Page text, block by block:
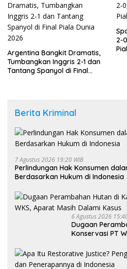
Argentina Bangkit Dramatis,
Tumbangkan Inggris 2-1 dan
Tantang Spanyol di Final
2-
Berita Kriminal
7 Agustus 2026 19:20 WIB
Perlindungan Hak Konsumen
Berdasarkan Hukum di Indonesia
6 Agustus 2026
Dugaan
Konservasi PT